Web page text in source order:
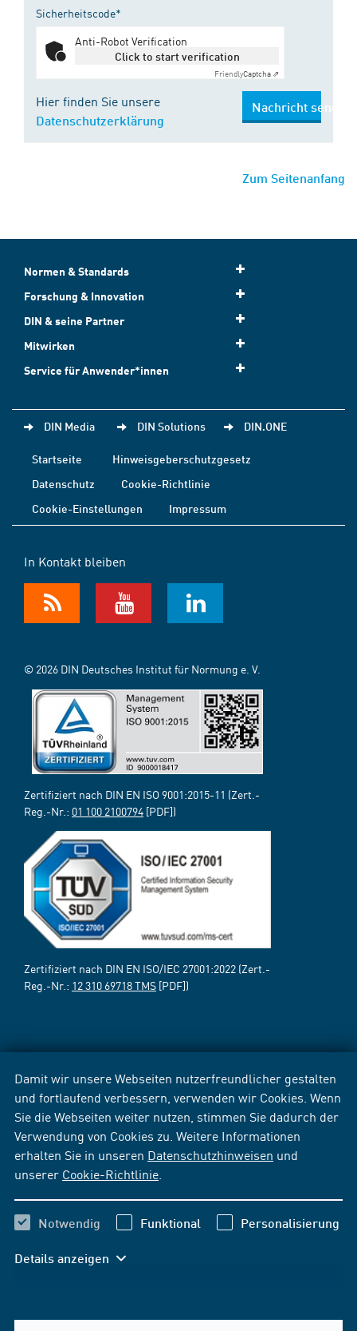
Damit wir unsere Webseiten nutzerfreundlicher gestalten
und fortlaufend verbessern, verwenden wir Cookies. Wenn
Sie die Webseiten weiter nutzen, stimmen Sie dadurch der
Verwendung von Cookies zu. Weitere Informationen
erhalten Sie in unseren Datenschutzhinweisen und
unserer Cookie-Richtlinie
Notwendig Funktional Personalisierung
Details anzeigen
Sicherheitscode*
Anti-Robot Verification
Click to start verification
FriendlyCaptcha ⇗
Hier finden Sie unsere
Datenschutzerklärung
Nachricht senden
Zum Seitenanfang
Normen & Standards
Forschung & Innovation
DIN & seine Partner
Mitwirken
Service für Anwender*innen
DIN Media DIN Solutions DIN.ONE
Startseite
Hinweisgeberschutzgesetz
Datenschutz
Cookie-Richtlinie
Cookie-Einstellungen
Impressum
In Kontakt bleiben
© 2026 DIN Deutsches Institut für Normung e. V.
Zertifiziert nach DIN EN ISO 9001:2015-11 (Zert.-
Reg.-Nr.: 01 100 2100794 [PDF])
Zertifiziert nach DIN EN ISO/IEC 27001:2022 (Zert.-
Reg.-Nr.: 12 310 69718 TMS [PDF])